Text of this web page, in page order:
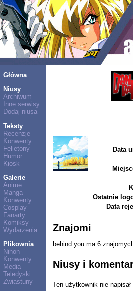
Główna
Niusy
Archiwum
Inne serwisy
Dodaj niusa
Teksty
Recenzje
Konwenty
Felietony
Humor
Kiosk
Galerie
Anime
Manga
Konwenty
Cosplay
Fanarty
Komiksy
Wydarzenia
Plikownia
Nihon
Konwenty
Media
Teledyski
Zwiastuny
Data
Ostatnie
Data
Znajomi
behind you ma 6
Niusy i
Ten użytkownik nie